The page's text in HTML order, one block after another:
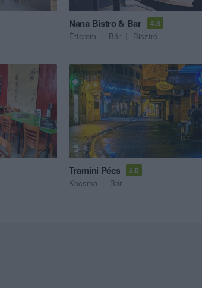
Nana Bistro & Bar 4.8
Étterem Bár Bisztró
Tramini Pécs 5.0
Kocsma Bár